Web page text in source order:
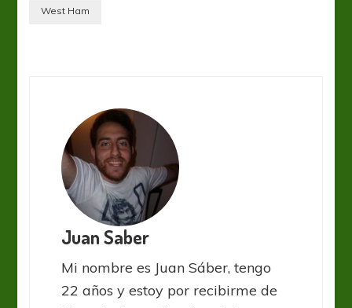
West Ham
Juan Saber
Mi nombre es Juan Sáber, tengo
22 años y estoy por recibirme de